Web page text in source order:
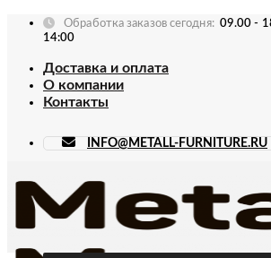
Skip
Обработка заказов сегодня: 09.00 -
14:00
Доставка и оплата
О компании
Контакты
INFO@METALL-FURNITURE.RU